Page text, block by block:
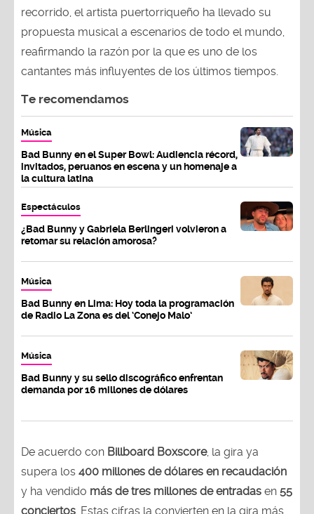
recorrido, el artista puertorriqueño ha llevado su
propuesta musical a escenarios de todo el mundo,
reafirmando la razón por la que es uno de los
cantantes más influyentes de los últimos tiempos.
Te recomendamos
Música
Bad Bunny en el Super Bowl: Audiencia récord,
invitados, peruanos en escena y un homenaje a
la cultura latina
Espectáculos
¿Bad Bunny y Gabriela Berlingeri volvieron a
retomar su relación amorosa?
Música
Bad Bunny en Lima: Hoy toda la programación
de Radio La Zona es del ‘Conejo Malo’
Música
Bad Bunny y su sello discográfico enfrentan
demanda por 16 millones de dólares
De acuerdo con Billboard Boxscore, la gira ya
supera los 400 millones de dólares en recaudación
y ha vendido más de tres millones de entradas en 55
conciertos. Estas cifras la convierten en la gira más